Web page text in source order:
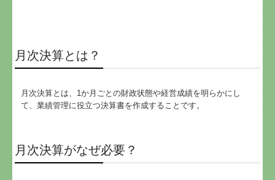
インボイス関連リンク集
㈱ﾄﾞﾘｰﾑｻﾎﾟｰﾄｺﾝｻﾙﾃｨﾝｸﾞ
月次決算とは？
月次決算とは、1か月ごとの財政状態や経営成績を明らかにし
て、業績管理に役立つ決算書を作成することです。
月次決算がなぜ必要？